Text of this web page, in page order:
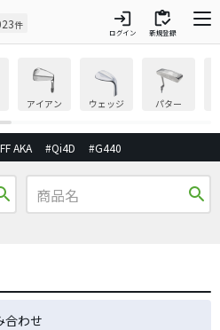
件 login
ログイン
inventory
新規登録
アイアン ウェッジ パター
AKA #Qi4D #G440
search
合わせ